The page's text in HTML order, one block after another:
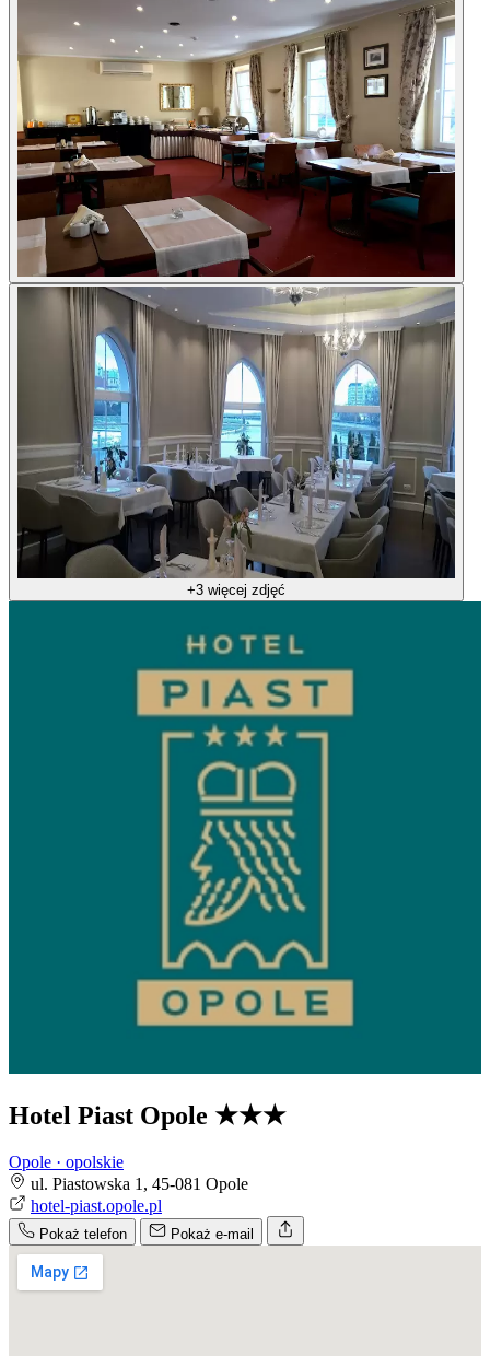
+3 więcej zdjęć
Hotel Piast Opole ★★★
Opole · opolskie
ul. Piastowska 1, 45-081 Opole
hotel-piast.opole.pl
Pokaż telefon Pokaż e-mail